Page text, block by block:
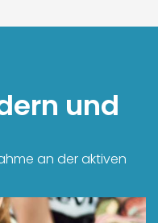
und
an der aktiven